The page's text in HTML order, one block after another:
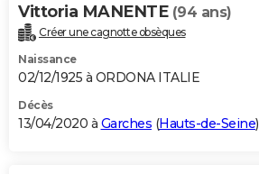
Vittoria MANENTE (94 ans)
Créer une cagnotte obsèques
Naissance
02/12/1925 à ORDONA ITALIE
Décès
13/04/2020 à Garches (Hauts-de-Seine)